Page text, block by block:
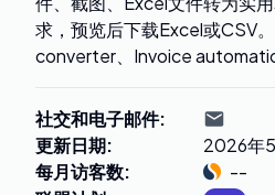
求，预览后下载Excel或CSV
converter、Invoice
社交和电子邮件:
更新日期:
2026年
每月访客数:
--